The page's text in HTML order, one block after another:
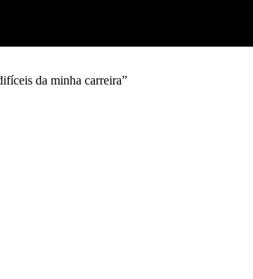
da minha carreira”